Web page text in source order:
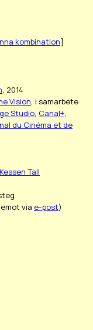
kombination]
, 2014
Vision, i samarbete
Studio, Canal+,
du Cinéma et de
Kessen Tall
via e-post)